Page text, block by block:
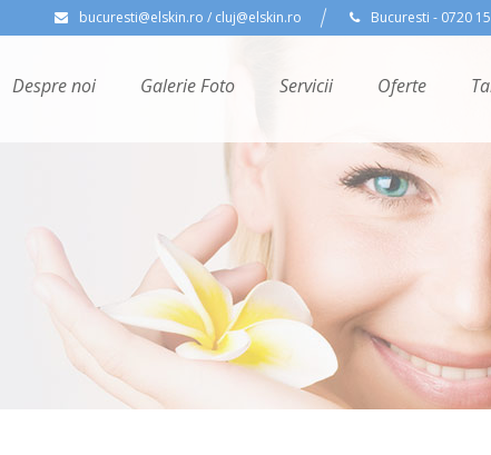
bucuresti@elskin.ro / cluj@elskin.ro Bucuresti - 0720
Despre noi Galerie Foto Servicii Oferte